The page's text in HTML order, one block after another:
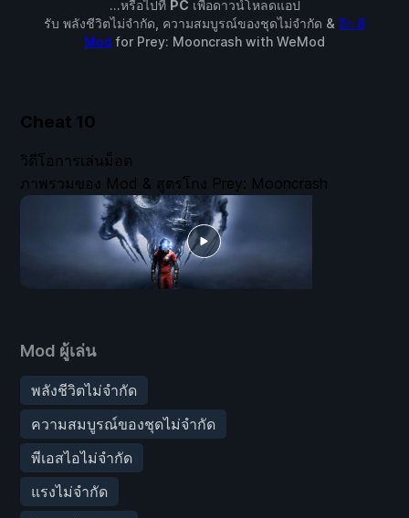
...หรือไปที่ PC เพื่อดาวน์โหลดแอป
รับ พลังชีวิตไม่จำกัด, ความสมบูรณ์ของชุดไม่จำกัด & อีก 8
Mod for Prey: Mooncrash with WeMod
Cheat 10
Mod ผู้เล่น
พลังชีวิตไม่จำกัด
ความสมบูรณ์ของชุดไม่จำกัด
พีเอสไอไม่จำกัด
แรงไม่จำกัด
วิดีโอการเล่นม็อด
ภาพรวมของ Mod & สูตรโกง Prey: Mooncrash